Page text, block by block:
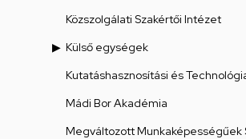
Közszolgálati Szakértői Intézet
Külső egységek
Kutatáshasznosítási és
Mádi Bor Akadémia
Megváltozott Munkaképességűek